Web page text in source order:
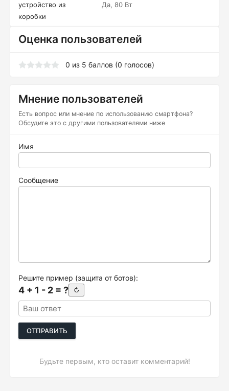
устройство из
коробки
Да, 80 Вт
Оценка пользователей
0 из 5 баллов (0 голосов)
Мнение пользователей
Есть вопрос или мнение по использованию смартфона?
Обсудите это с другими пользователями ниже
Имя
Сообщение
Решите пример (защита от ботов):
4 + 1 - 2 = ? ↻
ОТПРАВИТЬ
Будьте первым, кто оставит комментарий!